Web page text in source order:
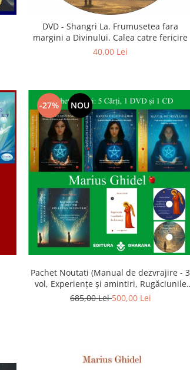
DVD - Shangri La. Frumusetea fara
margini a Divinului. Calea catre fericire
40,00 Lei
-27% NOU
Pachet Noutati (Manual de dezvrajire - 3
vol, Experiențe și amintiri, Rugăciunile
Luceafarului de dimineata) - Marius
685,00 Lei500,00 Lei